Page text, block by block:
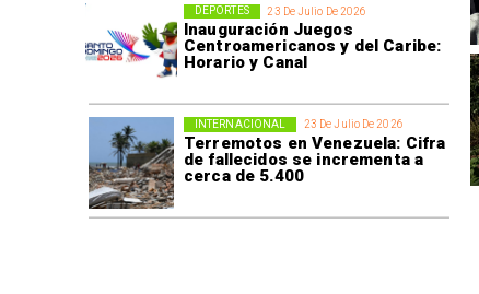
23 De Julio De 2026
Inauguración Juegos
Centroamericanos y del Caribe:
Horario y Canal
DEPORTES
23 De Julio De 2026
Terremotos en Venezuela: Cifra
de fallecidos se incrementa a
cerca de 5.400
INTERNACIONAL